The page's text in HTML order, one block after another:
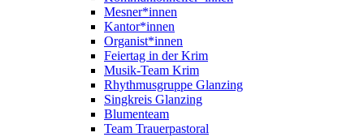
Mesner*innen
Kantor*innen
Organist*innen
Feiertag in der Krim
Musik-Team Krim
Rhythmusgruppe Glanzing
Singkreis Glanzing
Blumenteam
Team Trauerpastoral